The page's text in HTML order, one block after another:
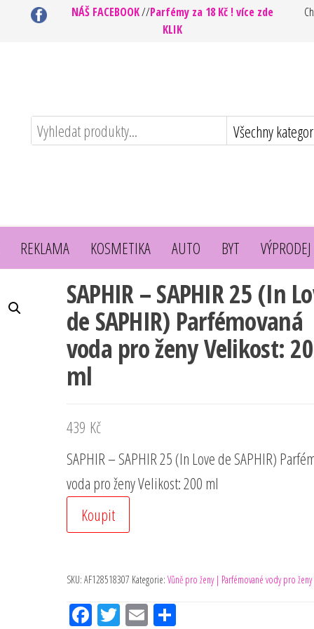
NÁŠ FACEBOOK//Parfémy za 18 Kč ! více zde
KLIK
REKLAMA KOSMETIKA AUTO BYT VÝPRODEJ
SAPHIR – SAPHIR 25 (In
de SAPHIR) Parfémovaná
voda pro ženy Velikost:
ml
439 Kč
SAPHIR – SAPHIR 25 (In Love de SAPHIR)
voda pro ženy Velikost: 200 ml
Koupit
SKU: AF128518307 Kategorie: Vůně pro ženy | Parfémované vody pro ženy
FacTw EmSh